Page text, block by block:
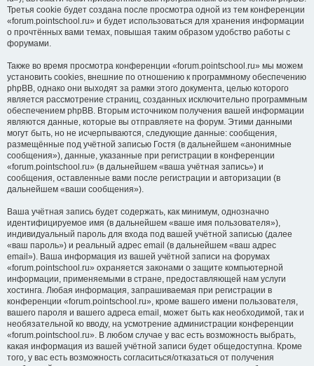
Третья cookie будет создана после просмотра одной из тем конференции
«forum.pointschool.ru» и будет использоваться для хранения информации
о прочтённых вами темах, повышая таким образом удобство работы с
форумами.
Также во время просмотра конференции «forum.pointschool.ru» мы можем
установить cookies, внешние по отношению к программному обеспечению
phpBB, однако они выходят за рамки этого документа, целью которого
является рассмотрение страниц, созданных исключительно программным
обеспечением phpBB. Вторым источником получения вашей информации
являются данные, которые вы отправляете на форум. Этими данными
могут быть, но не исчерпываются, следующие данные: сообщения,
размещённые под учётной записью Гостя (в дальнейшем «анонимные
сообщения»), данные, указанные при регистрации в конференции
«forum.pointschool.ru» (в дальнейшем «ваша учётная запись») и
сообщения, оставленные вами после регистрации и авторизации (в
дальнейшем «ваши сообщения»).
Ваша учётная запись будет содержать, как минимум, однозначно
идентифицируемое имя (в дальнейшем «ваше имя пользователя»),
индивидуальный пароль для входа под вашей учётной записью (далее
«ваш пароль») и реальный адрес email (в дальнейшем «ваш адрес
email»). Ваша информация из вашей учётной записи на форумах
«forum.pointschool.ru» охраняется законами о защите компьютерной
информации, применяемыми в стране, предоставляющей нам услуги
хостинга. Любая информация, запрашиваемая при регистрации в
конференции «forum.pointschool.ru», кроме вашего имени пользователя,
вашего пароля и вашего адреса email, может быть как необходимой, так и
необязательной ко вводу, на усмотрение администрации конференции
«forum.pointschool.ru». В любом случае у вас есть возможность выбрать,
какая информация из вашей учётной записи будет общедоступна. Кроме
того, у вас есть возможность согласиться/отказаться от получения